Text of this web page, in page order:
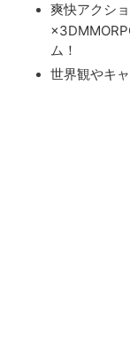
爽快アクシ
ム！
世界観やキ